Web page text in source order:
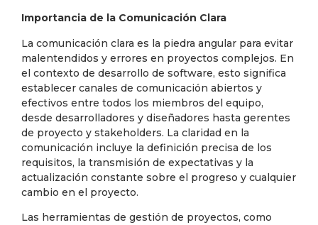
Importancia de la Comunicación Clara
La comunicación clara es la piedra angular para evitar
malentendidos y errores en proyectos complejos. En
el contexto de desarrollo de software, esto significa
establecer canales de comunicación abiertos y
efectivos entre todos los miembros del equipo,
desde desarrolladores y diseñadores hasta gerentes
de proyecto y stakeholders. La claridad en la
comunicación incluye la definición precisa de los
requisitos, la transmisión de expectativas y la
actualización constante sobre el progreso y cualquier
cambio en el proyecto.
Las herramientas de gestión de proyectos, como